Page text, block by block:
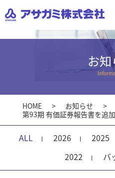
お
HOME
お知らせ
第93期 有価証券報告書を追加
ALL 2026 2025
2022
バ